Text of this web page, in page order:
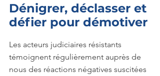
Dénigrer, déclasser et
défier pour démotiver
Les acteurs judiciaires résistants
témoignent régulièrement auprès de
nous des réactions négatives suscitées